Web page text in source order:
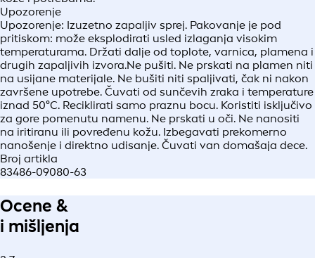
Upozorenje
Upozorenje: Izuzetno zapaljiv sprej. Pakovanje je pod
pritiskom: može eksplodirati usled izlaganja visokim
temperaturama. Držati dalje od toplote, varnica, plamena i
drugih zapaljivih izvora.Ne pušiti. Ne prskati na plamen niti
na usijane materijale. Ne bušiti niti spaljivati, čak ni nakon
završene upotrebe. Čuvati od sunčevih zraka i temperature
iznad 50°C. Reciklirati samo praznu bocu. Koristiti isključivo
za gore pomenutu namenu. Ne prskati u oči. Ne nanositi
na iritiranu ili povređenu kožu. Izbegavati prekomerno
nanošenje i direktno udisanje. Čuvati van domašaja dece.
Broj artikla
83486-09080-63
Ocene &
i mišljenja